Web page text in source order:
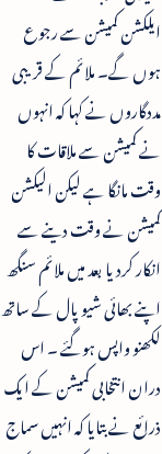
ایلکشن کمیشن سے رجوع
ہوں گے۔ ملائم کے قریبی
مددگاروں نے کہا کہ انہوں
نے کمیشن سے ملاقات کا
وقت مانگا ہے لیکن الیکشن
کمیشن نے وقت دینے سے
انکار کردیا بعد میں ملائم سنگھ
اپنے بھائی شیو پال کے ساتھ
لکھنو واپس ہوگئے ۔ اس
دران انتخابی کمیشن کے ایک
ذرائع نے بتایا کہ انہیں سماج